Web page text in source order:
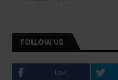
FOLLOW US
1.5k